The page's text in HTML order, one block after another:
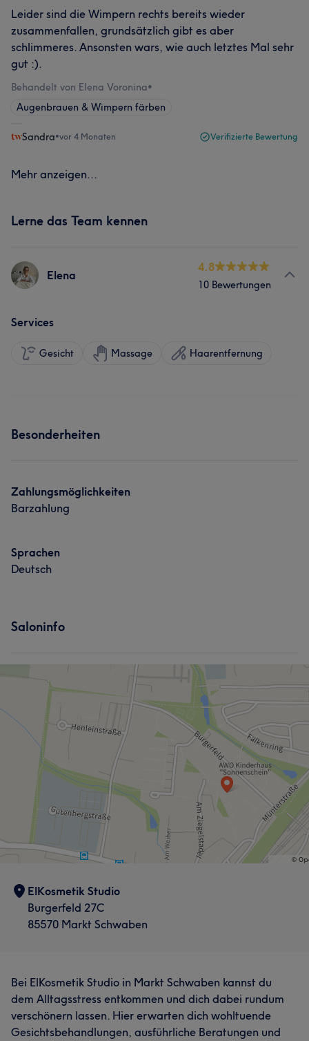
Leider sind die Wimpern rechts bereits wieder
zusammenfallen, grundsätzlich gibt es aber
schlimmeres. Ansonsten wars, wie auch letztes Mal sehr
gut :).
Behandelt von Elena Voronina•
Augenbrauen & Wimpern färben
Sandra•vor 4 Monaten Verifizierte Bewertung
Mehr anzeigen...
Lerne das Team kennen
Elena
4.8
10 Bewertungen
Services
Gesicht Massage Haarentfernung
Besonderheiten
Zahlungsmöglichkeiten
Barzahlung
Sprachen
Deutsch
Saloninfo
ElKosmetik Studio
Burgerfeld 27C
85570 Markt Schwaben
Bei ElKosmetik Studio in Markt Schwaben kannst du
dem Alltagsstress entkommen und dich dabei rundum
verschönern lassen. Hier erwarten dich wohltuende
Gesichtsbehandlungen, ausführliche Beratungen und